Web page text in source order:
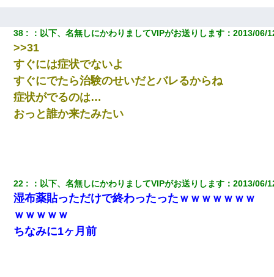
38 ： 以下、名無しにかわりましてVIPがお送りします ：2013/06/
>>31
すぐには症状でないよ
すぐにでたら治験のせいだとバレるからね
症状がでるのは…
おっと誰か来たみたい
22 ： 以下、名無しにかわりましてVIPがお送りします ：2013/06/
湿布薬貼っただけで終わったったｗｗｗｗｗｗｗ
ｗｗｗｗｗ
ちなみに1ヶ月前